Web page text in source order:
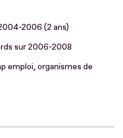
2006 (2 ans)
sur 2006-2008
emploi, organismes de